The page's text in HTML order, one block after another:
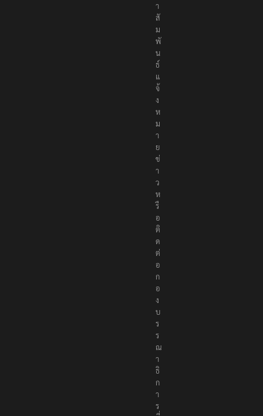
า
สั
ม
พั
น
ธ์
แ
จ้
ง
ห
ม
า
ย
ข่
า
ว
ห
รื
อ
ติ
ด
ต่
อ
ก
อ
ง
บ
ร
ร
ณ
า
ธิ
ก
า
ร